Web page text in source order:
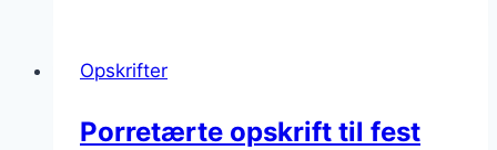
Opskrifter
Porretærte opskrift til fest